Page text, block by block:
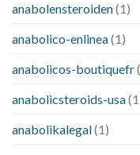
anabolensteroiden(1)
anabolico-enlinea(1)
anabolicos-boutiquefr
anabolicsteroids-usa
anabolikalegal(1)